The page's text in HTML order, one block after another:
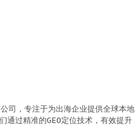
司，专注于为出海企业提供全球本地
通过精准的GEO定位技术，有效提升